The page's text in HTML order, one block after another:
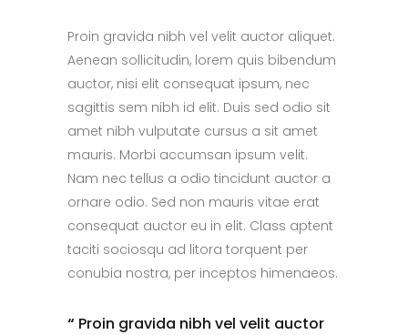
Proin gravida nibh vel velit auctor aliquet.
Aenean sollicitudin, lorem quis bibendum
auctor, nisi elit consequat ipsum, nec
sagittis sem nibh id elit. Duis sed odio sit
amet nibh vulputate cursus a sit amet
mauris. Morbi accumsan ipsum velit.
Nam nec tellus a odio tincidunt auctor a
ornare odio. Sed non mauris vitae erat
consequat auctor eu in elit. Class aptent
taciti sociosqu ad litora torquent per
conubia nostra, per inceptos himenaeos.
“ Proin gravida nibh vel velit auctor